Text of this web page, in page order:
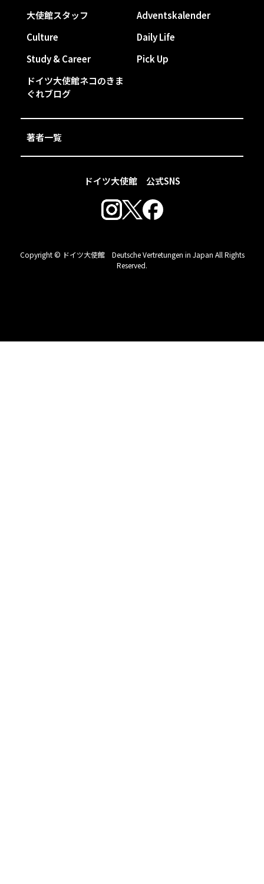
ドイツ大使館 公式SNS
大使館スタッフ
Adventskalender
Culture
Daily Life
Study & Career
Pick Up
ドイツ大使館ネコのきま
ぐれブログ
著者一覧
Copyright © ドイツ大使館 Deutsche Vertretungen in Japan All Rights
Reserved.